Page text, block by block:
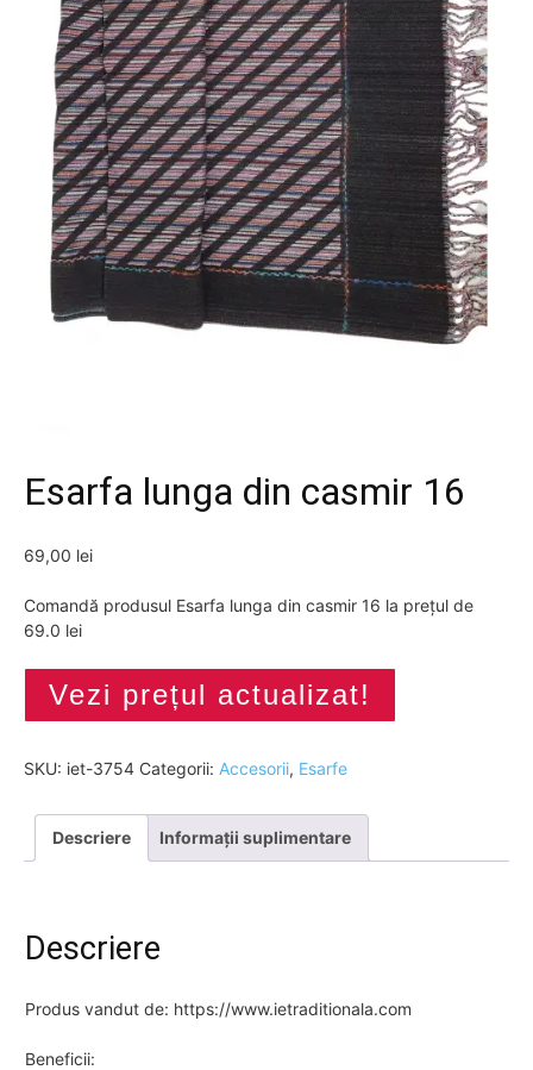
Esarfa lunga din casmir 16
69,00 lei
Comandă produsul Esarfa lunga din casmir 16 la prețul de
69.0 lei
Vezi prețul actualizat!
SKU: iet-3754 Categorii: Accesorii, Esarfe
Descriere Informații suplimentare
Descriere
Produs vandut de: https://www.ietraditionala.com
Beneficii: